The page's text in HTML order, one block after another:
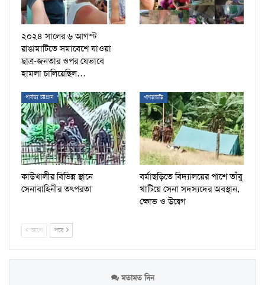
২০২৪ সালের ৬ আগস্ট
রাঙামাটিতে সমাবেশে যাওয়া
ছাত্র-জনতার ওপর যেভাবে
হামলা চালিয়েছিল…
পার্বত্য চট্টগ্রাম
কাউখালীর বিভিন্ন স্থানে
সেনাবাহিনীর তৎপরতা
খাগড়াছড়ি
বর্মাছড়িতে বিদ্যালয়ের পাশে তাঁবু
খাটিয়ে সেনা সদস্যদের অবস্থান,
ক্ষোভ ও উদ্বেগ
আগে পরে
মতামত দিন